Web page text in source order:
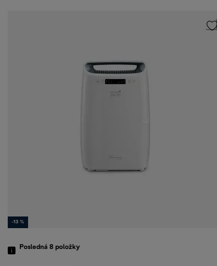
-13 %
Posledná 8 položky